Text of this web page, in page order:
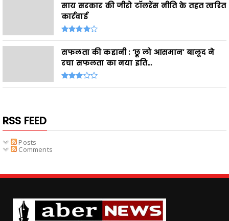
साय सरकार की जीरो टॉलरेंस नीति के तहत त्वरित
कार्रवाई
सफलता की कहानी : ‘छू लो आसमान’ बालूद ने
रचा सफलता का नया इति...
RSS FEED
Posts
Comments